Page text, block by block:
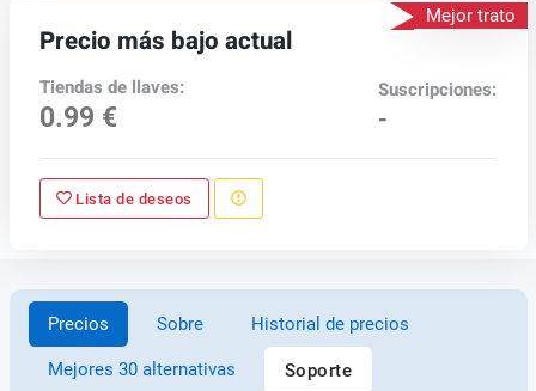
Mejor trato
Precio más bajo actual
Tiendas de llaves:
0.99 €
Suscripciones:
-
Lista de deseos
Precios Sobre Historial de precios
Mejores 30 alternativas Soporte